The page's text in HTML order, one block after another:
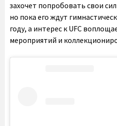
захочет попробовать свои
но пока его ждут
году, а интерес к UFC
мероприятий и